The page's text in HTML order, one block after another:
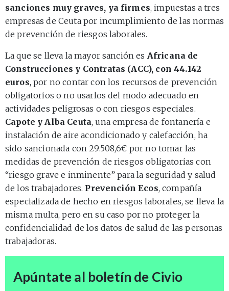
sanciones muy graves, ya firmes, impuestas a tres
empresas de Ceuta por incumplimiento de las normas
de prevención de riesgos laborales.
La que se lleva la mayor sanción es Africana de
Construcciones y Contratas (ACC), con 44.142
euros, por no contar con los recursos de prevención
obligatorios o no usarlos del modo adecuado en
actividades peligrosas o con riesgos especiales.
Capote y Alba Ceuta, una empresa de fontanería e
instalación de aire acondicionado y calefacción, ha
sido sancionada con 29.508,6€ por no tomar las
medidas de prevención de riesgos obligatorias con
“riesgo grave e inminente” para la seguridad y salud
de los trabajadores. Prevención Ecos, compañía
especializada de hecho en riesgos laborales, se lleva la
misma multa, pero en su caso por no proteger la
confidencialidad de los datos de salud de las personas
trabajadoras.
Apúntate al boletín de Civio